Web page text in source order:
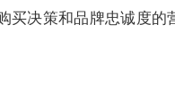
买决策和品牌忠诚度的